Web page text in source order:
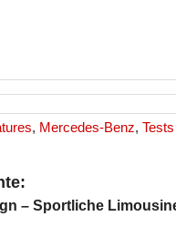
, Mercedes-Benz, Tests
– Sportliche